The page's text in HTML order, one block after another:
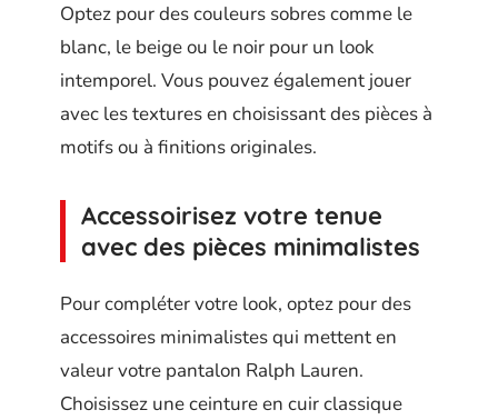
Optez pour des couleurs sobres comme le
blanc, le beige ou le noir pour un look
intemporel. Vous pouvez également jouer
avec les textures en choisissant des pièces à
motifs ou à finitions originales.
Accessoirisez votre tenue
avec des pièces minimalistes
Pour compléter votre look, optez pour des
accessoires minimalistes qui mettent en
valeur votre pantalon Ralph Lauren.
Choisissez une ceinture en cuir classique